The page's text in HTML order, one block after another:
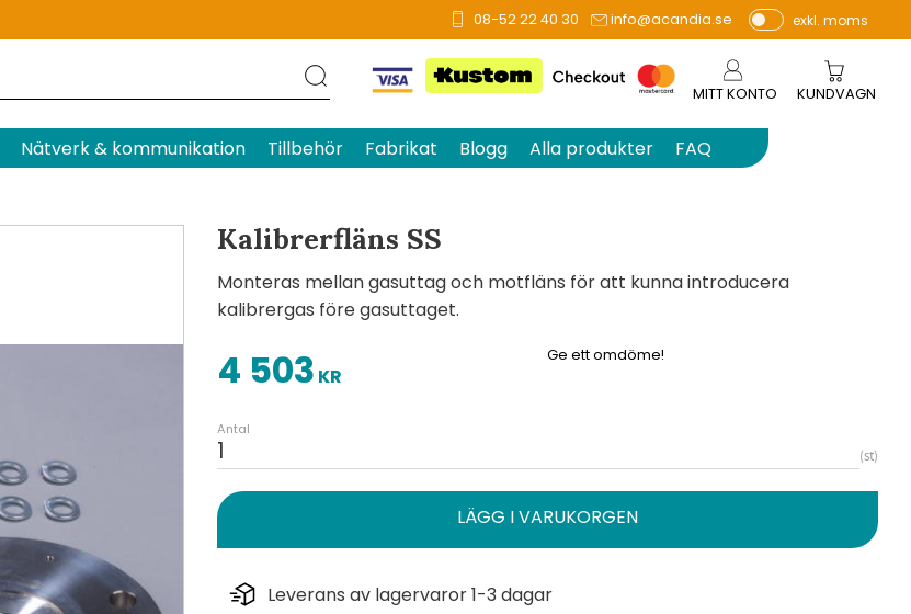
08-52 22 40 30 info@acandia.se
P
e
r
vi
exkl. moms
MITT KONTO KUNDVAGN
Nätverk & kommunikation Tillbehör Fabrikat Blogg Alla produkter FAQ
Kalibrerfläns SS
Monteras mellan gasuttag och motfläns för att kunna introducera
kalibrergas före gasuttaget.
4 503 KR
Antal
st
Leverans av lagervaror 1-3 dagar
Ge ett omdöme!
Baserat på 0 betyg.